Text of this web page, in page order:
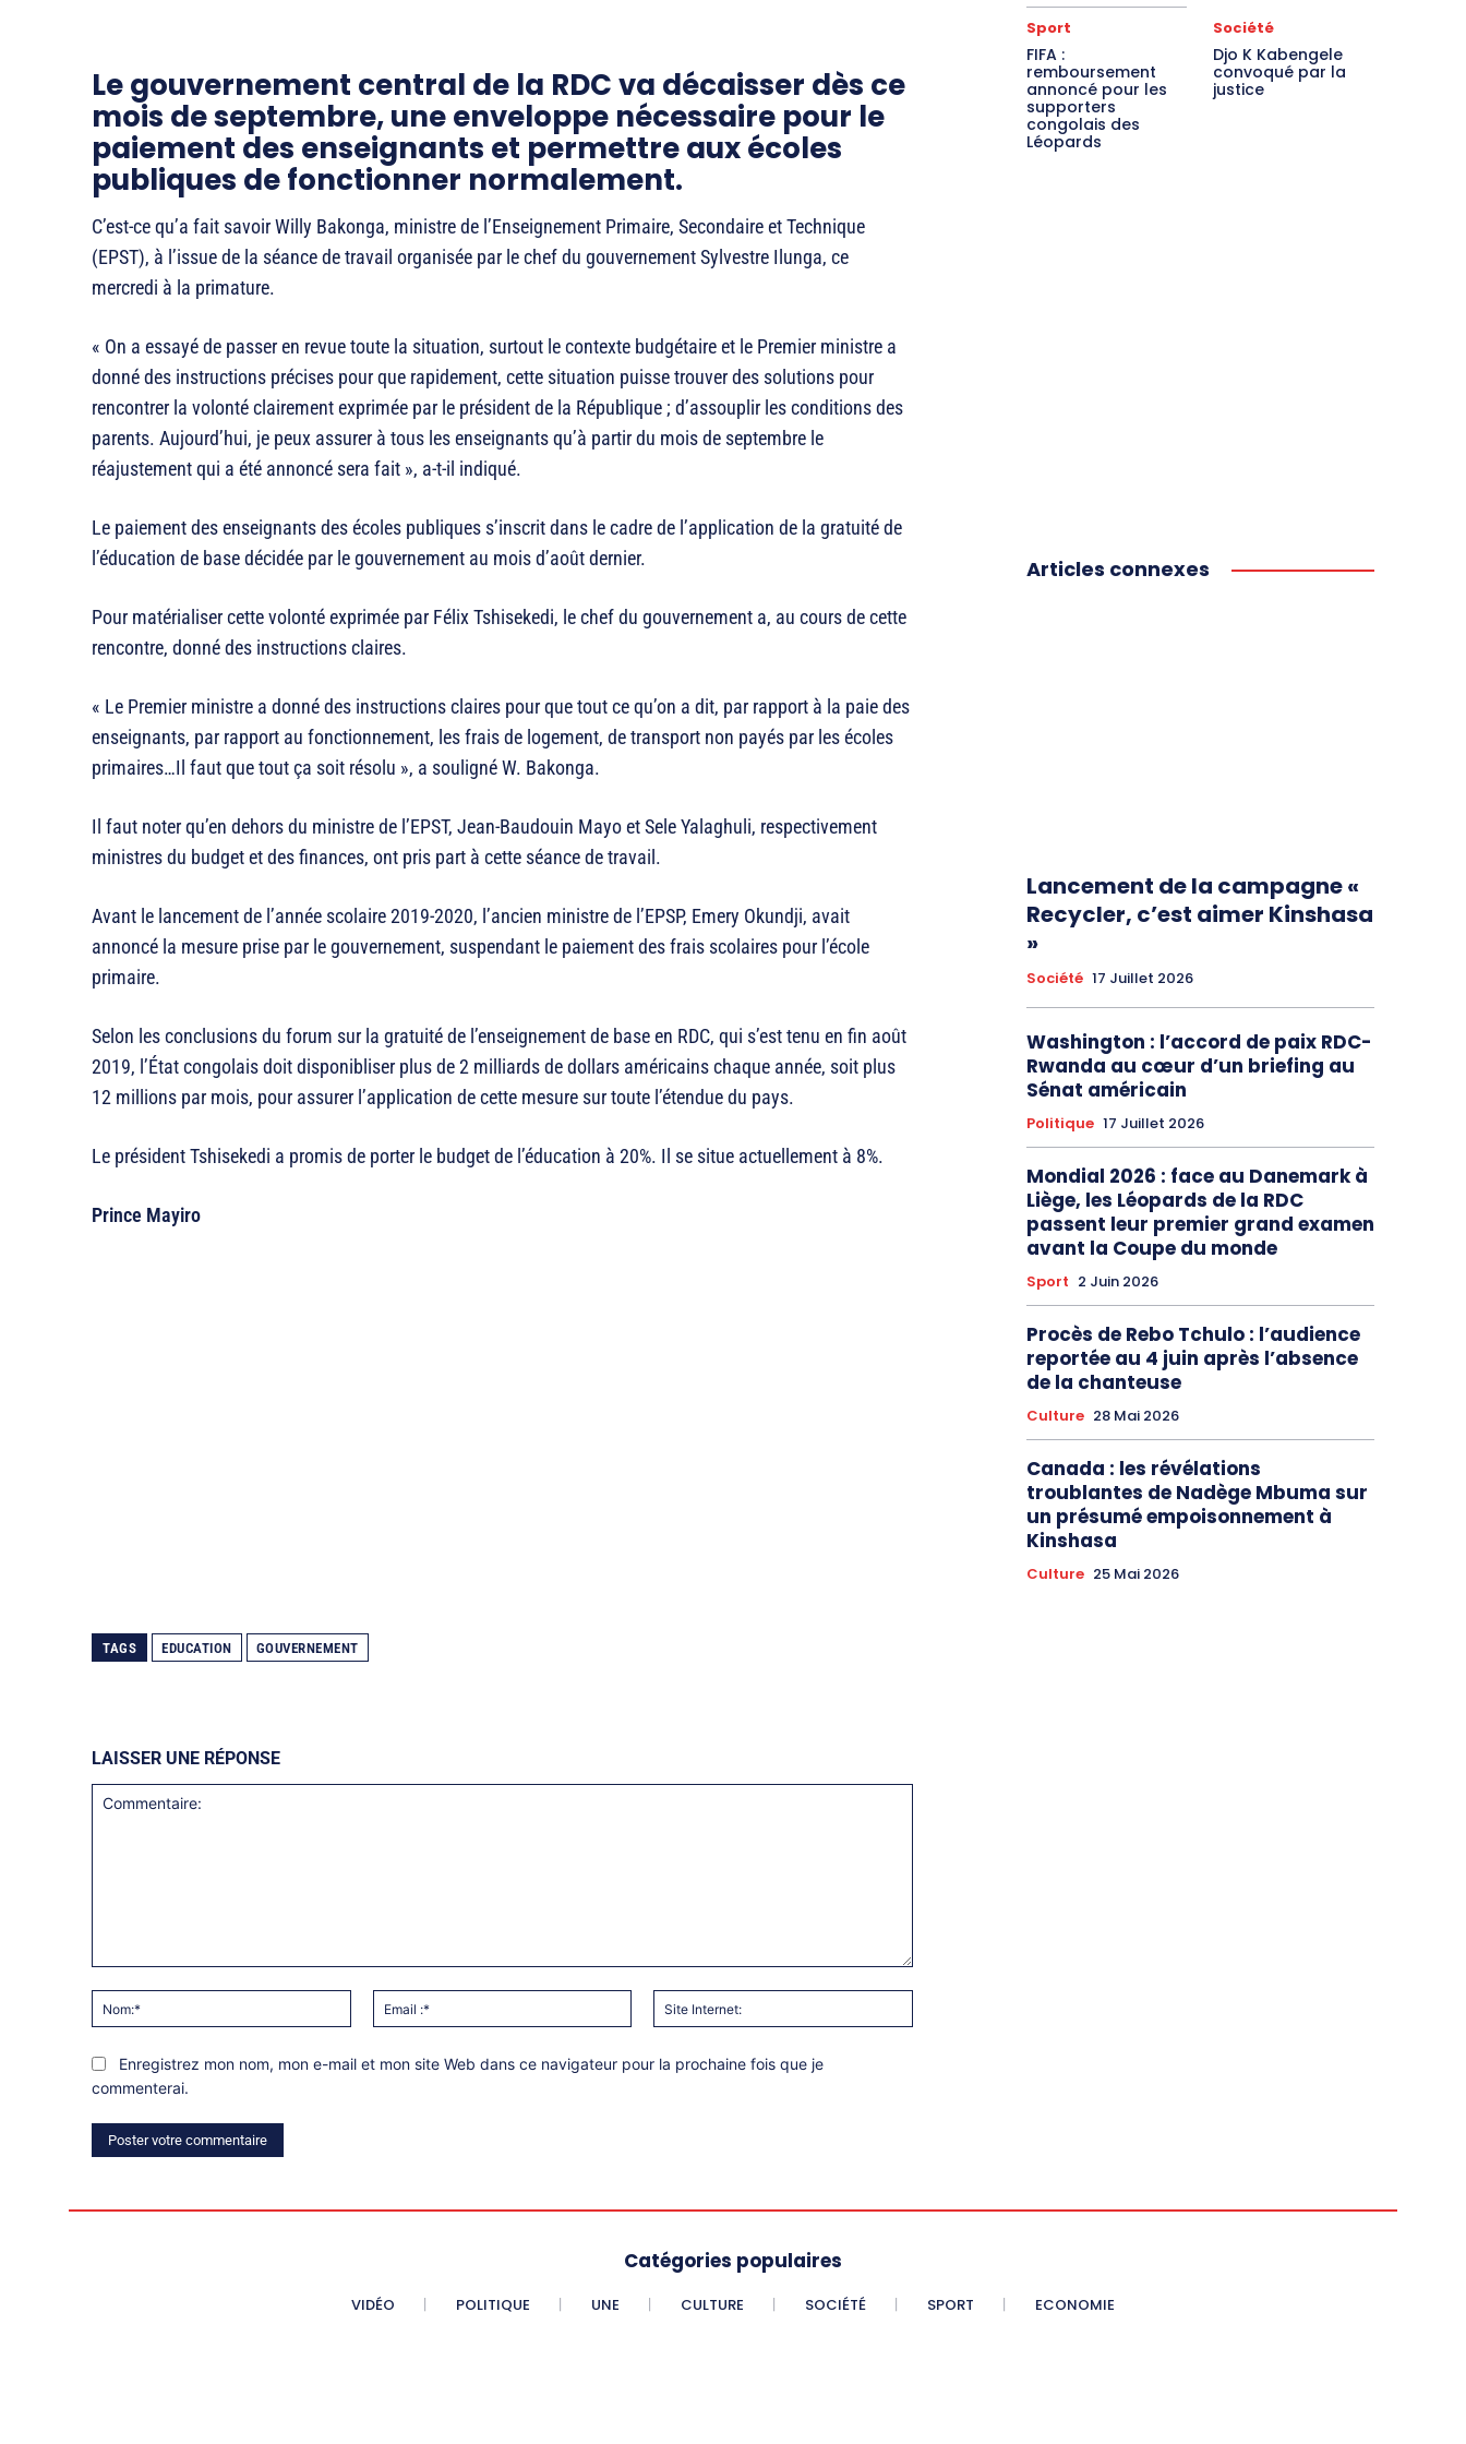
Le gouvernement central de la RDC va décaisser dès ce
mois de septembre, une enveloppe nécessaire pour le
paiement des enseignants et permettre aux écoles
publiques de fonctionner normalement.
C’est-ce qu’a fait savoir Willy Bakonga, ministre de l’Enseignement Primaire, Secondaire et Technique
(EPST), à l’issue de la séance de travail organisée par le chef du gouvernement Sylvestre Ilunga, ce
mercredi à la primature.
« On a essayé de passer en revue toute la situation, surtout le contexte budgétaire et le Premier ministre a
donné des instructions précises pour que rapidement, cette situation puisse trouver des solutions pour
rencontrer la volonté clairement exprimée par le président de la République ; d’assouplir les conditions des
parents. Aujourd’hui, je peux assurer à tous les enseignants qu’à partir du mois de septembre le
réajustement qui a été annoncé sera fait », a-t-il indiqué.
Le paiement des enseignants des écoles publiques s’inscrit dans le cadre de l’application de la gratuité de
l’éducation de base décidée par le gouvernement au mois d’août dernier.
Pour matérialiser cette volonté exprimée par Félix Tshisekedi, le chef du gouvernement a, au cours de cette
rencontre, donné des instructions claires.
« Le Premier ministre a donné des instructions claires pour que tout ce qu’on a dit, par rapport à la paie des
enseignants, par rapport au fonctionnement, les frais de logement, de transport non payés par les écoles
primaires…Il faut que tout ça soit résolu », a souligné W. Bakonga.
Il faut noter qu’en dehors du ministre de l’EPST, Jean-Baudouin Mayo et Sele Yalaghuli, respectivement
ministres du budget et des finances, ont pris part à cette séance de travail.
Avant le lancement de l’année scolaire 2019-2020, l’ancien ministre de l’EPSP, Emery Okundji, avait
annoncé la mesure prise par le gouvernement, suspendant le paiement des frais scolaires pour l’école
primaire.
Selon les conclusions du forum sur la gratuité de l’enseignement de base en RDC, qui s’est tenu en fin août
2019, l’État congolais doit disponibliser plus de 2 milliards de dollars américains chaque année, soit plus
12 millions par mois, pour assurer l’application de cette mesure sur toute l’étendue du pays.
Le président Tshisekedi a promis de porter le budget de l’éducation à 20%. Il se situe actuellement à 8%.
Prince Mayiro
TAGS EDUCATION GOUVERNEMENT
LAISSER UNE RÉPONSE
Nom:*
Email
:*
Internet:
Enregistrez mon nom, mon e-mail et mon site Web dans ce navigateur pour la prochaine fois que je
commenterai.
Sport
FIFA :
remboursement
annoncé pour les
supporters
congolais des
Léopards
Société
Djo K Kabengele
convoqué par la
justice
Articles connexes
Lancement de la campagne «
Recycler, c’est aimer Kinshasa
»
Société 17 Juillet 2026
Washington : l’accord de paix RDC-
Rwanda au cœur d’un briefing au
Sénat américain
Politique 17 Juillet 2026
Mondial 2026 : face au Danemark à
Liège, les Léopards de la RDC
passent leur premier grand examen
avant la Coupe du monde
Sport 2 Juin 2026
Procès de Rebo Tchulo : l’audience
reportée au 4 juin après l’absence
de la chanteuse
Culture 28 Mai 2026
Canada : les révélations
troublantes de Nadège Mbuma sur
un présumé empoisonnement à
Kinshasa
Culture 25 Mai 2026
Catégories populaires
VIDÉO POLITIQUE UNE CULTURE SOCIÉTÉ SPORT ECONOMIE